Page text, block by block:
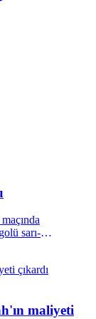
sarı-
damga vurdu.
maliyeti